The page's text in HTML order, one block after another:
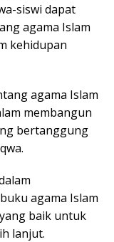
siswi dapat
agama Islam
kehidupan
agama Islam
membangun
bertanggung
agama Islam
baik untuk
lanjut.